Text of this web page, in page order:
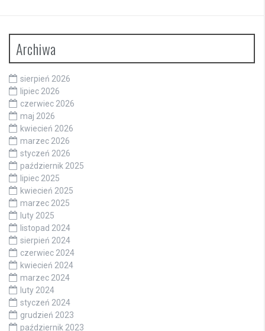
Archiwa
sierpień 2026
lipiec 2026
czerwiec 2026
maj 2026
kwiecień 2026
marzec 2026
styczeń 2026
październik 2025
lipiec 2025
kwiecień 2025
marzec 2025
luty 2025
listopad 2024
sierpień 2024
czerwiec 2024
kwiecień 2024
marzec 2024
luty 2024
styczeń 2024
grudzień 2023
październik 2023